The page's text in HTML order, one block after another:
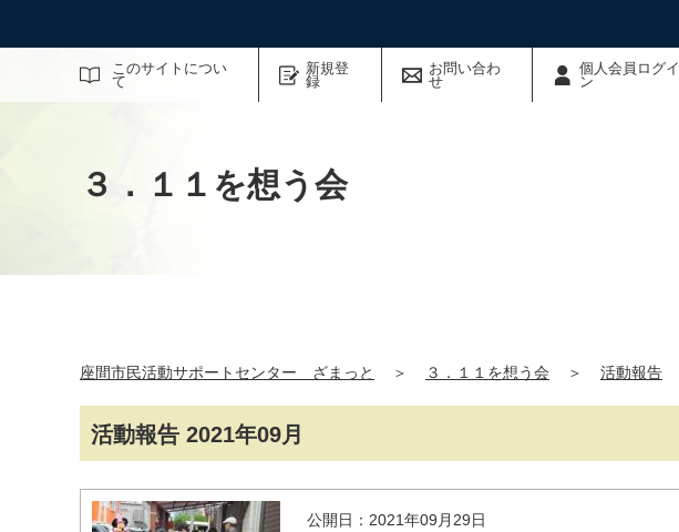
このサイトについ
て
新規登
録
お問い合わ
せ
個人会員ログイ
ン
サイト内検索
３．１１を想う会
座間市民活動サポートセンター ざまっと ＞ ３．１１を想う会 ＞ 活動報告
活動報告 2021年09月
公開日：2021年09月29日